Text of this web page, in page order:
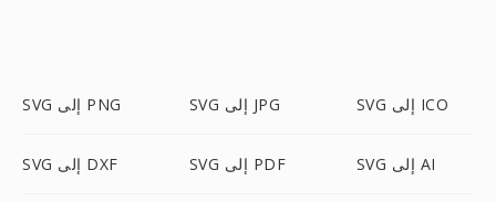
SVG إلى PNG SVG إلى JPG SVG إلى ICO
SVG إلى DXF SVG إلى PDF SVG إلى AI